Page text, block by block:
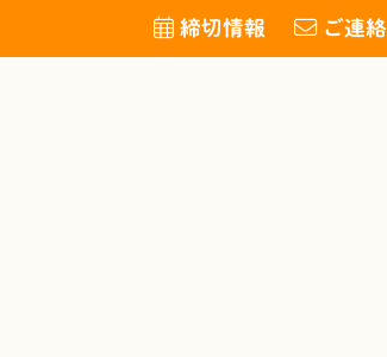
締切情報 ご連絡